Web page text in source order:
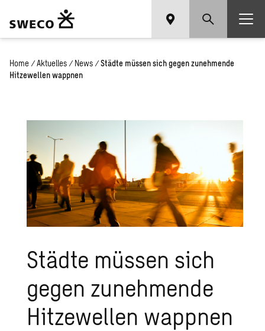
Home / Aktuelles / News / Städte müssen sich gegen zunehmende
Hitzewellen wappnen
Städte müssen sich
gegen zunehmende
Hitzewellen wappnen